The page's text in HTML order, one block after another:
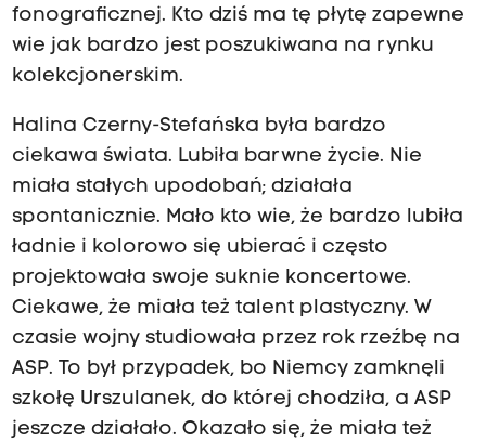
fonograficznej. Kto dziś ma tę płytę zapewne
wie jak bardzo jest poszukiwana na rynku
kolekcjonerskim.
Halina Czerny-Stefańska była bardzo
ciekawa świata. Lubiła barwne życie. Nie
miała stałych upodobań; działała
spontanicznie. Mało kto wie, że bardzo lubiła
ładnie i kolorowo się ubierać i często
projektowała swoje suknie koncertowe.
Ciekawe, że miała też talent plastyczny. W
czasie wojny studiowała przez rok rzeźbę na
ASP. To był przypadek, bo Niemcy zamknęli
szkołę Urszulanek, do której chodziła, a ASP
jeszcze działało. Okazało się, że miała też